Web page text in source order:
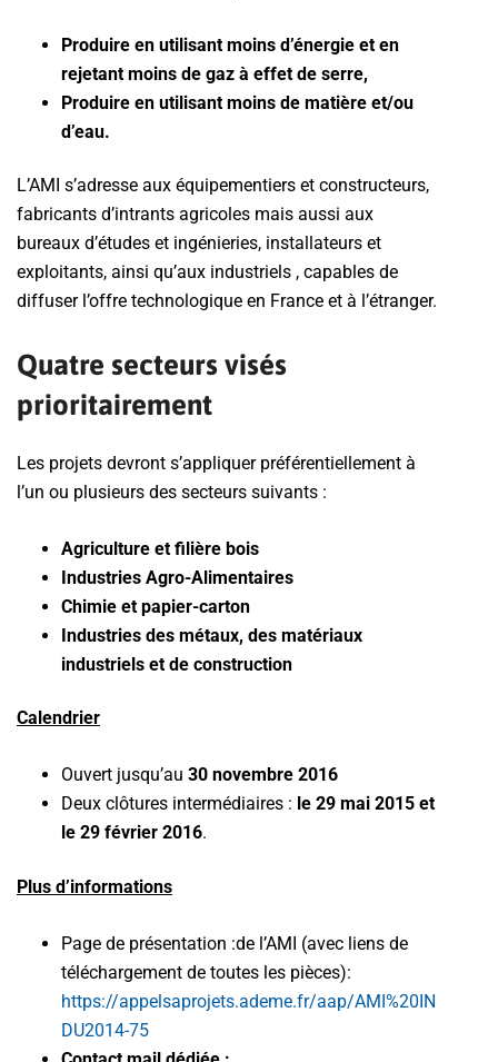
Produire en utilisant moins d’énergie et en
rejetant moins de gaz à effet de serre,
Produire en utilisant moins de matière et/ou
d’eau.
L’AMI s’adresse aux équipementiers et constructeurs,
fabricants d’intrants agricoles mais aussi aux
bureaux d’études et ingénieries, installateurs et
exploitants, ainsi qu’aux industriels , capables de
diffuser l’offre technologique en France et à l’étranger.
Quatre secteurs visés
prioritairement
Les projets devront s’appliquer préférentiellement à
l’un ou plusieurs des secteurs suivants :
Agriculture et filière bois
Industries Agro-Alimentaires
Chimie et papier-carton
Industries des métaux, des matériaux
industriels et de construction
Calendrier
Ouvert jusqu’au 30 novembre 2016
Deux clôtures intermédiaires : le 29 mai 2015 et
le 29 février 2016.
Plus d’informations
Page de présentation :de l’AMI (avec liens de
téléchargement de toutes les pièces):
https://appelsaprojets.ademe.fr/aap/AMI%20IN
DU2014-75